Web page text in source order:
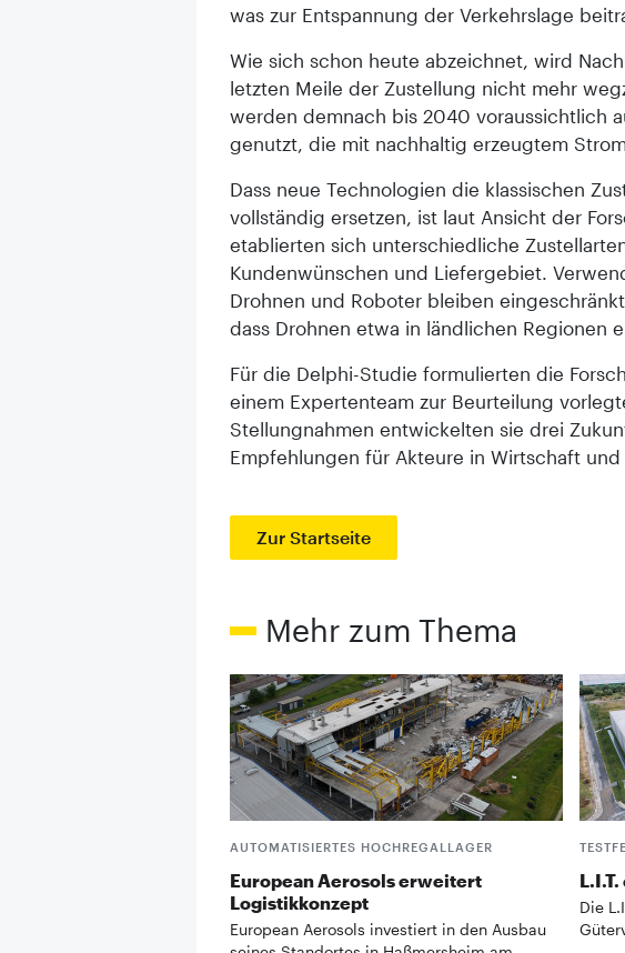
was zur Entspannung der Verkehrslage
Wie sich schon heute abzeichnet, wird
letzten Meile der Zustellung nicht mehr
werden demnach bis 2040 voraussichtlich
genutzt, die mit nachhaltig erzeugtem
Dass neue Technologien die klassischen
vollständig ersetzen, ist laut Ansicht der
etablierten sich unterschiedliche
Kundenwünschen und Liefergebiet.
Drohnen und Roboter bleiben
dass Drohnen etwa in ländlichen Regionen
Für die Delphi-Studie formulierten die
einem Expertenteam zur Beurteilung
Stellungnahmen entwickelten sie drei
Empfehlungen für Akteure in Wirtschaft und
Zur Startseite
Mehr zum Thema
AUTOMATISIERTES HOCHREGALLAGER
European Aerosols erweitert
Logistikkonzept
European Aerosols investiert in den Ausbau
Die